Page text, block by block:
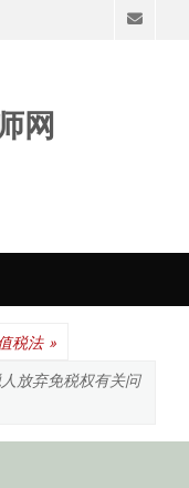
网
税法 »
放弃免税权有关问